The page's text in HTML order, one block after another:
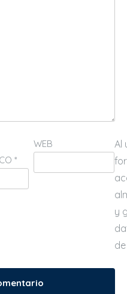
*
WEB
Al
y